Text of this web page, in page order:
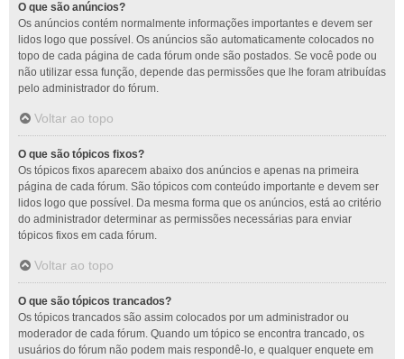
O que são anúncios?
Os anúncios contém normalmente informações importantes e devem ser
lidos logo que possível. Os anúncios são automaticamente colocados no
topo de cada página de cada fórum onde são postados. Se você pode ou
não utilizar essa função, depende das permissões que lhe foram atribuídas
pelo administrador do fórum.
Voltar ao topo
O que são tópicos fixos?
Os tópicos fixos aparecem abaixo dos anúncios e apenas na primeira
página de cada fórum. São tópicos com conteúdo importante e devem ser
lidos logo que possível. Da mesma forma que os anúncios, está ao critério
do administrador determinar as permissões necessárias para enviar
tópicos fixos em cada fórum.
Voltar ao topo
O que são tópicos trancados?
Os tópicos trancados são assim colocados por um administrador ou
moderador de cada fórum. Quando um tópico se encontra trancado, os
usuários do fórum não podem mais respondê-lo, e qualquer enquete em